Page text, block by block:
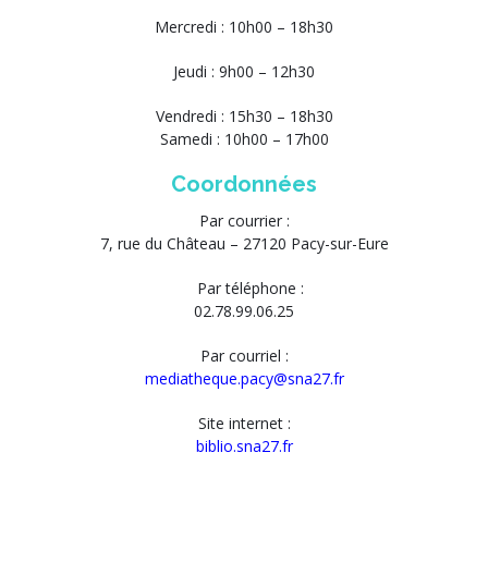
Mercredi : 10h00 – 18h30
Jeudi : 9h00 – 12h30
Vendredi : 15h30 – 18h30
Samedi : 10h00 – 17h00
Coordonnées
Par courrier :
7, rue du Château – 27120 Pacy-sur-Eure
Par téléphone :
02.78.99.06.25
Par courriel :
mediatheque.pacy@sna27.fr
Site internet :
biblio.sna27.fr